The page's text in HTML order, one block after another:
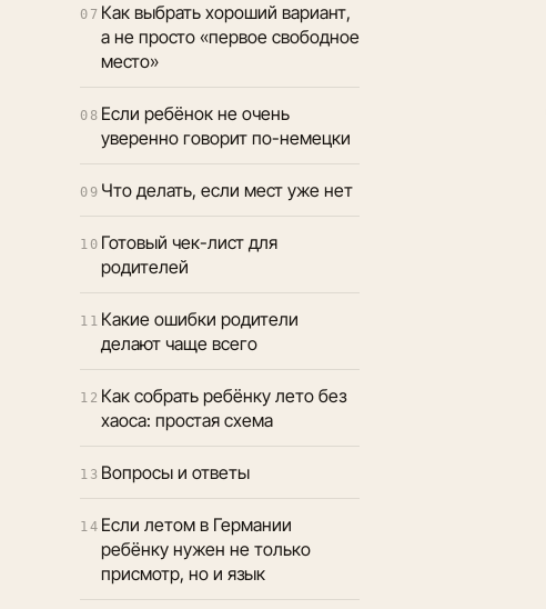
07 Как выбрать хороший вариант,
а не просто «первое свободное
место»
08 Если ребёнок не очень
уверенно говорит по-немецки
09 Что делать, если мест уже нет
10 Готовый чек-лист для
родителей
11 Какие ошибки родители
делают чаще всего
12 Как собрать ребёнку лето без
хаоса: простая схема
13 Вопросы и ответы
14 Если летом в Германии
ребёнку нужен не только
присмотр, но и язык